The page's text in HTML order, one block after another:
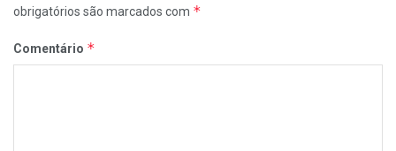
obrigatórios são marcados com *
Comentário *